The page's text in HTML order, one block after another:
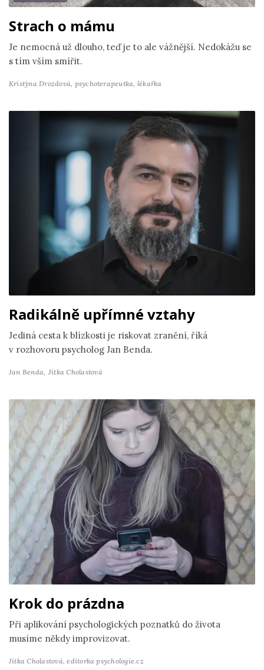
Strach o mámu
Je nemocná už dlouho, teď je to ale vážnější. Nedokážu se
s tím vším smířit.
Kristýna Drozdová, psychoterapeutka, lékařka
Radikálně upřímné vztahy
Jediná cesta k blízkosti je riskovat zranění, říká
v rozhovoru psycholog Jan Benda.
Jan Benda, Jitka Cholastová
Krok do prázdna
Při aplikování psychologických poznatků do života
musíme někdy improvizovat.
Jitka Cholastová,editorka psychologie.cz